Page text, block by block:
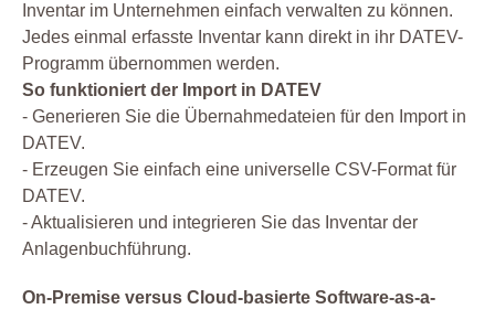
Inventar im Unternehmen einfach verwalten zu können.
Jedes einmal erfasste Inventar kann direkt in ihr DATEV-
Programm übernommen werden.
So funktioniert der Import in DATEV
- Generieren Sie die Übernahmedateien für den Import in
DATEV.
- Erzeugen Sie einfach eine universelle CSV-Format für
DATEV.
- Aktualisieren und integrieren Sie das Inventar der
Anlagenbuchführung.
On-Premise versus Cloud-basierte Software-as-a-